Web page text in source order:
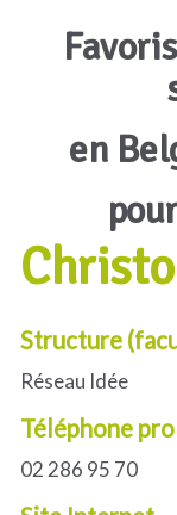
en
Structure
Réseau Idée
Téléphone
02 286 95 70